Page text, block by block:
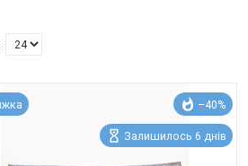
–40%
Залишилось 6 днів